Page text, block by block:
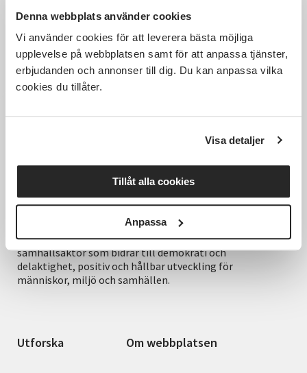
Denna webbplats använder cookies
Vi använder cookies för att leverera bästa möjliga
upplevelse på webbplatsen samt för att anpassa tjänster,
erbjudanden och annonser till dig. Du kan anpassa vilka
cookies du tillåter.
Visa detaljer
Tillåt alla cookies
Anpassa
Tidigare 1 2 3 Nästa
Hela Sveriges studieförbund - Vi är en central
samhällsaktör som bidrar till demokrati och
delaktighet, positiv och hållbar utveckling för
människor, miljö och samhällen.
Utforska Om webbplatsen